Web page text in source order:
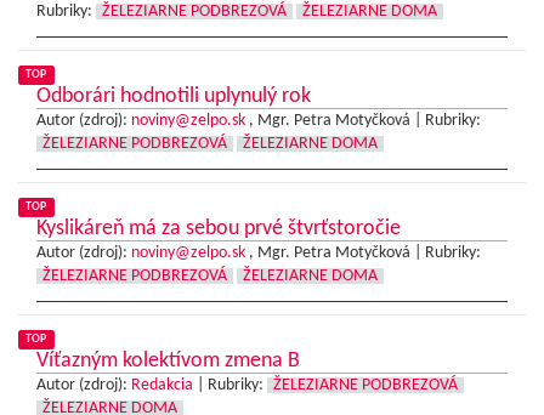
Rubriky:
ŽELEZIARNE PODBREZOVÁ ŽELEZIARNE DOMA
TOP
Odborári hodnotili uplynulý rok
Autor (zdroj): noviny@zelpo.sk , Mgr. Petra Motyčková |
Rubriky:
ŽELEZIARNE PODBREZOVÁ
ŽELEZIARNE DOMA
TOP
Kyslikáreň má za sebou prvé štvrťstoročie
Autor (zdroj): noviny@zelpo.sk , Mgr. Petra Motyčková |
Rubriky:
ŽELEZIARNE PODBREZOVÁ
ŽELEZIARNE DOMA
TOP
Víťazným kolektívom zmena B
Autor (zdroj): Redakcia Rubriky:
ŽELEZIARNE PODBREZOVÁ
ŽELEZIARNE DOMA